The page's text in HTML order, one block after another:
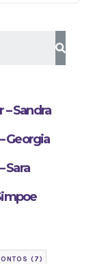
Sandra
Georgia
Sara
(7)